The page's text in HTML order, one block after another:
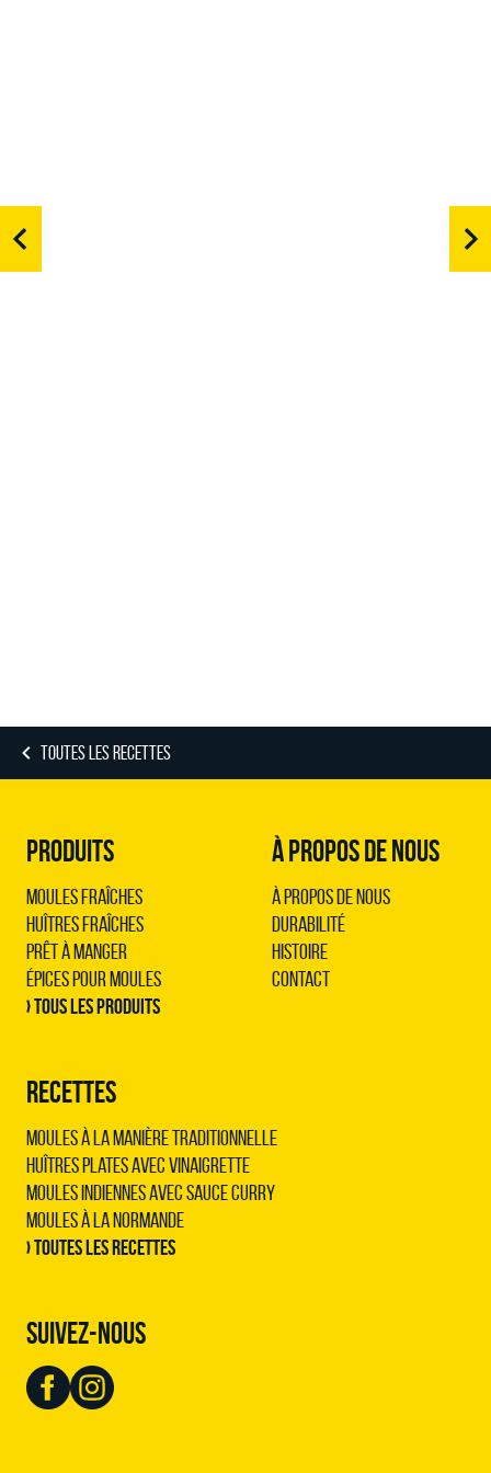
TOUTES LES RECETTES
PRODUITS
Moules Fraîches
Huîtres Fraîches
Prêt à Manger
Épices pour Moules
› Tous les produits
RECETTES
Moules à la manière traditionnelle
Huîtres plates avec vinaigrette
Moules indiennes avec sauce curry
Moules à la normande
› Toutes les recettes
À PROPOS DE NOUS
À propos de nous
Durabilité
Histoire
Contact
SUIVEZ-NOUS